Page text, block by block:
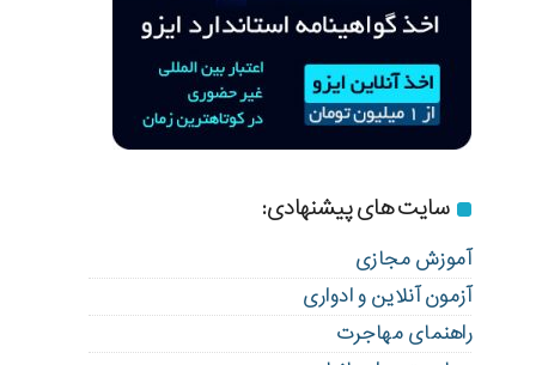
سایت های پیشنهادی:
آموزش مجازی
آزمون آنلاین و ادواری
راهنمای مهاجرت